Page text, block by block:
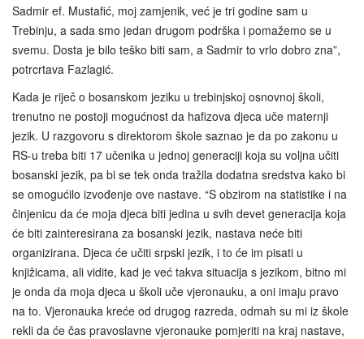
Sadmir ef. Mustafić, moj zamjenik, već je tri godine sam u
Trebinju, a sada smo jedan drugom podrška i pomažemo se u
svemu. Dosta je bilo teško biti sam, a Sadmir to vrlo dobro zna”,
potrcrtava Fazlagić.
Kada je riječ o bosanskom jeziku u trebinjskoj osnovnoj školi,
trenutno ne postoji mogućnost da hafizova djeca uče maternji
jezik. U razgovoru s direktorom škole saznao je da po zakonu u
RS-u treba biti 17 učenika u jednoj generaciji koja su voljna učiti
bosanski jezik, pa bi se tek onda tražila dodatna sredstva kako bi
se omogućilo izvođenje ove nastave. “S obzirom na statistike i na
činjenicu da će moja djeca biti jedina u svih devet generacija koja
će biti zainteresirana za bosanski jezik, nastava neće biti
organizirana. Djeca će učiti srpski jezik, i to će im pisati u
knjižicama, ali vidite, kad je već takva situacija s jezikom, bitno mi
je onda da moja djeca u školi uče vjeronauku, a oni imaju pravo
na to. Vjeronauka kreće od drugog razreda, odmah su mi iz škole
rekli da će čas pravoslavne vjeronauke pomjeriti na kraj nastave,